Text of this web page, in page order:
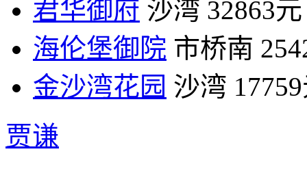
君华御府 沙湾 32863元
海伦堡御院 市桥南
金沙湾花园 沙湾
贾谦